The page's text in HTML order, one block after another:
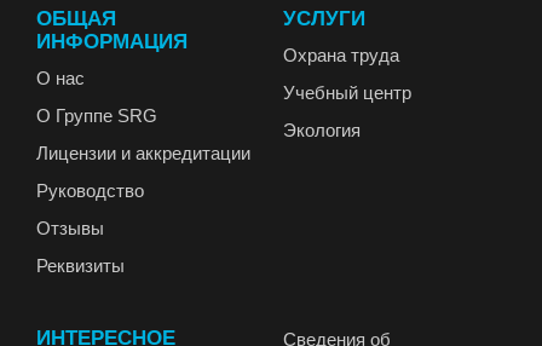
ОБЩАЯ
ИНФОРМАЦИЯ
О нас
О Группе SRG
Лицензии и аккредитации
Руководство
Отзывы
Реквизиты
УСЛУГИ
Охрана труда
Учебный центр
Экология
ИНТЕРЕСНОЕ
Сведения об